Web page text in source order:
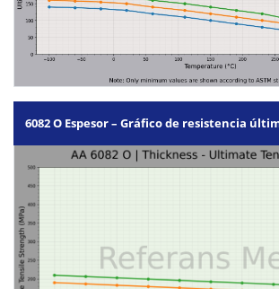
6082 O Espesor – Gráfico de resistencia